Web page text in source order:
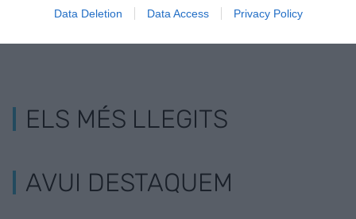
Data Deletion Data Access Privacy Policy
ELS MÉS LLEGITS
AVUI DESTAQUEM